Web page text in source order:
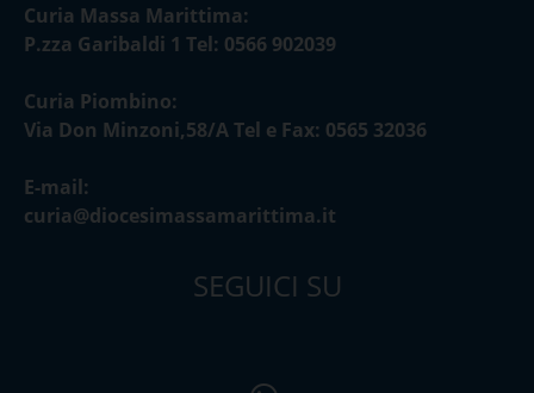
Curia Massa Marittima:
P.zza Garibaldi 1 Tel: 0566 902039
Curia Piombino:
Via Don Minzoni,58/A Tel e Fax: 0565 32036
E-mail:
curia@diocesimassamarittima.it
SEGUICI SU